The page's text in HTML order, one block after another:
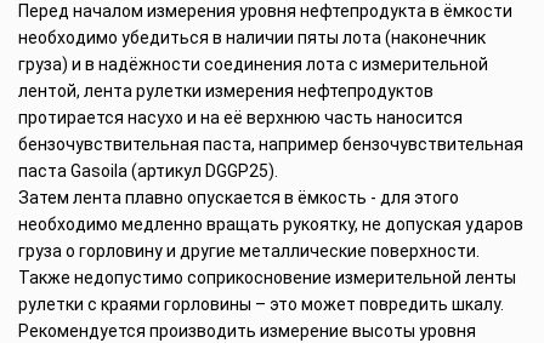
Перед началом измерения уровня нефтепродукта в ёмкости
необходимо убедиться в наличии пяты лота (наконечник
груза) и в надёжности соединения лота с измерительной
лентой, лента рулетки измерения нефтепродуктов
протирается насухо и на её верхнюю часть наносится
бензочувствительная паста, например бензочувствительная
паста Gasoila (артикул DGGP25).
Затем лента плавно опускается в ёмкость - для этого
необходимо медленно вращать рукоятку, не допуская ударов
груза о горловину и другие металлические поверхности.
Также недопустимо соприкосновение измерительной ленты
рулетки с краями горловины – это может повредить шкалу.
Рекомендуется производить измерение высоты уровня